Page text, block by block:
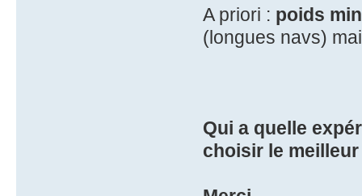
A priori : poids
(longues navs)
Qui a quelle
choisir le